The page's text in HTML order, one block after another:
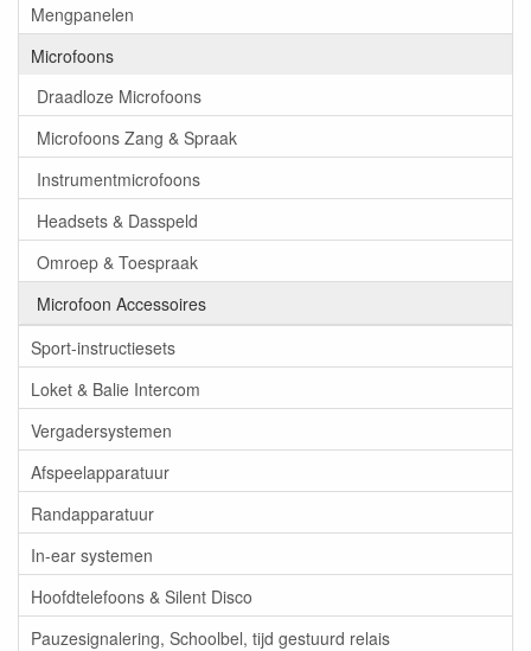
Mengpanelen
Microfoons
Draadloze Microfoons
Microfoons Zang & Spraak
Instrumentmicrofoons
Headsets & Dasspeld
Omroep & Toespraak
Microfoon Accessoires
Sport-instructiesets
Loket & Balie Intercom
Vergadersystemen
Afspeelapparatuur
Randapparatuur
In-ear systemen
Hoofdtelefoons & Silent Disco
Pauzesignalering, Schoolbel, tijd gestuurd relais